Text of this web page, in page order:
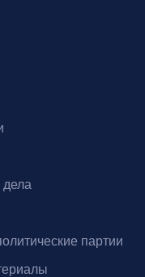
партии